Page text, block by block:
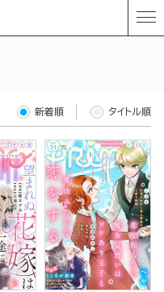
新着順 タイトル順